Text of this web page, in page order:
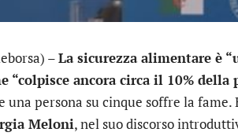
–La sicurezza alimentare è
“colpisce ancora circa il 10%
una persona su cinque soffre la
Meloni, nel suo discorso